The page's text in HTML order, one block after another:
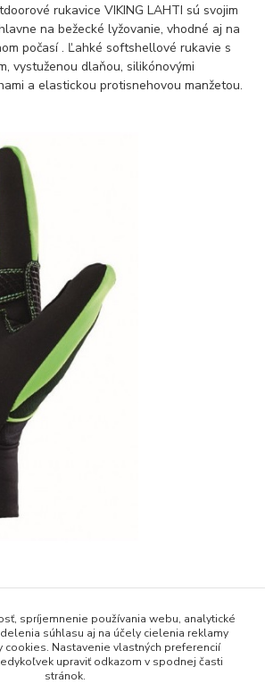
rukavice VIKING LAHTI sú svojim
na bežecké lyžovanie, vhodné aj na
počasí . Ľahké softshellové rukavie s
vystuženou dlaňou, silikónovými
a elastickou protisnehovou manžetou.
kategóriách
spríjemnenie používania webu, analytické
súhlasu aj na účely cielenia reklamy
cookies. Nastavenie vlastných preferencií
upraviť odkazom v spodnej časti
stránok.